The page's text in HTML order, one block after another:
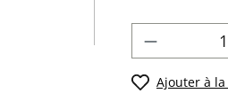
Ajouter à